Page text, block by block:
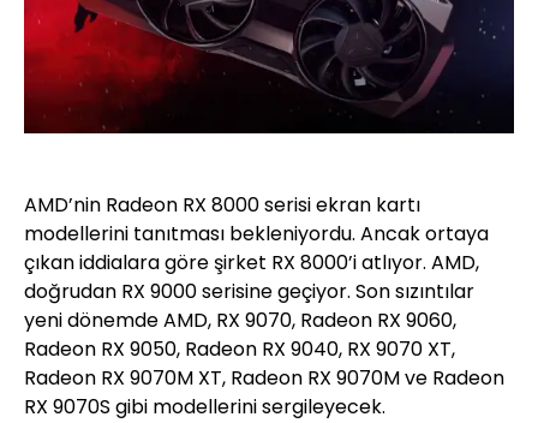
AMD’nin Radeon RX 8000 serisi ekran kartı
modellerini tanıtması bekleniyordu. Ancak ortaya
çıkan iddialara göre şirket RX 8000’i atlıyor. AMD,
doğrudan RX 9000 serisine geçiyor. Son sızıntılar
yeni dönemde AMD, RX 9070, Radeon RX 9060,
Radeon RX 9050, Radeon RX 9040, RX 9070 XT,
Radeon RX 9070M XT, Radeon RX 9070M ve Radeon
RX 9070S gibi modellerini sergileyecek.